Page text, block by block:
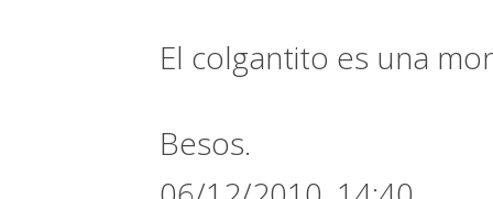
El colgantito es una
Besos.